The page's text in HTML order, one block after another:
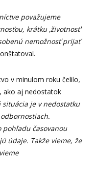
považujeme
krátku ‚životnosť‘
nemožnosť prijať
v minulom roku čelilo,
ako aj nedostatok
situácia je v nedostatku
časovanou
údaje. Takže vieme, že